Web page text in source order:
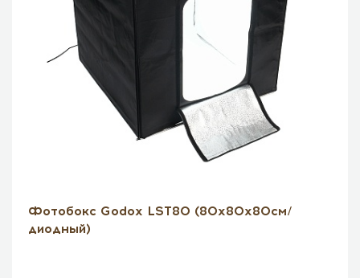
Фотобокс Godox LST80 (80х80х80см/
диодный)